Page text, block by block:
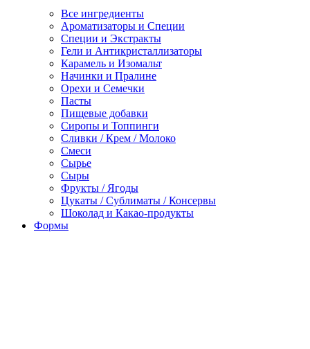
Все ингредиенты
Ароматизаторы и Специи
Специи и Экстракты
Гели и Антикристаллизаторы
Карамель и Изомальт
Начинки и Пралине
Орехи и Семечки
Пасты
Пищевые добавки
Сиропы и Топпинги
Сливки / Крем / Молоко
Смеси
Сырье
Сыры
Фрукты / Ягоды
Цукаты / Сублиматы / Консервы
Шоколад и Какао-продукты
Формы